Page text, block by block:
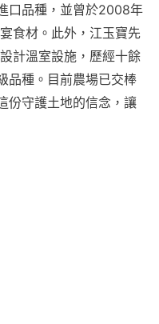
口品種，並曾於2008年
食材。此外，江玉寶先
計溫室設施，歷經十餘
品種。目前農場已交棒
份守護土地的信念，讓